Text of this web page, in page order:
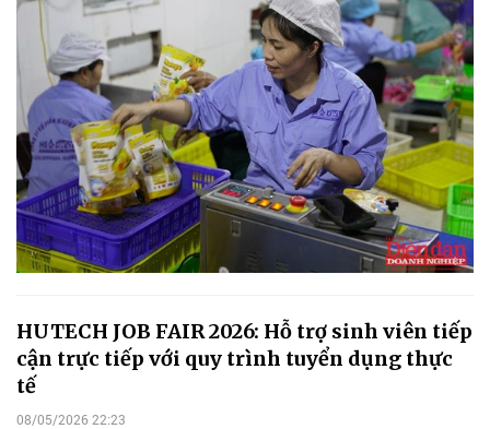
HUTECH JOB FAIR 2026: Hỗ trợ sinh viên tiếp
cận trực tiếp với quy trình tuyển dụng thực
tế
08/05/2026 22:23